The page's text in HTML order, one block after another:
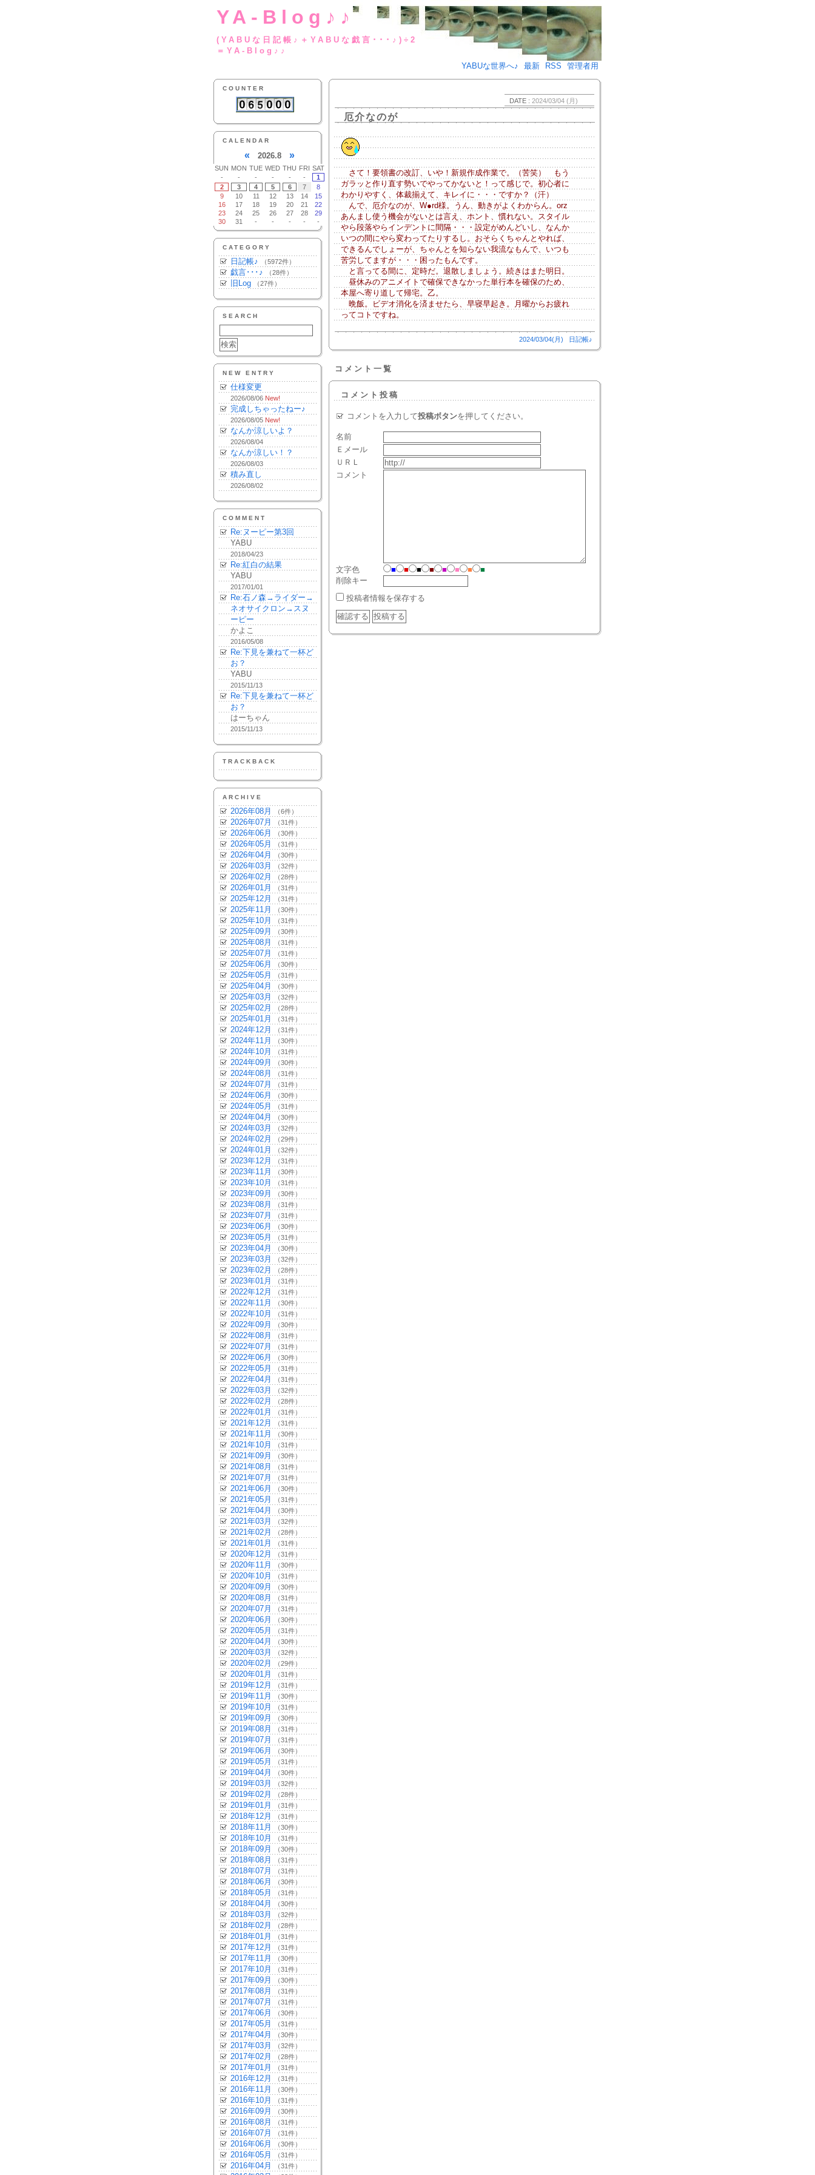
YA-Blog♪♪
(YABUな日記帳♪＋YABUな戯言･･･♪)÷2
＝YA-Blog♪♪
YABUな世界へ♪
最新 RSS 管理者用
COUNTER
CALENDAR
« 2026.8 »
SUN MON TUE WED THU FRI SAT
-
- - - - -
1
2
3 4 5 6 7
8
9
10 11 12 13 14
15
16
17 18 19 20 21
22
23
24 25 26 27 28
29
30
31 - - - - -
CATEGORY
日記帳♪ （5972件）
戯言･･･♪ （28件）
旧Log （27件）
SEARCH
NEW ENTRY
仕様変更
2026/08/06 New!
完成しちゃったねー♪
2026/08/05 New!
なんか涼しいよ？
2026/08/04
なんか涼しい！？
2026/08/03
積み直し
2026/08/02
COMMENT
Re:ヌーピー第3回
YABU
2018/04/23
Re:紅白の結果
YABU
2017/01/01
Re:石ノ森→ライダー→
ネオサイクロン→スヌ
ーピー
かよこ
2016/05/08
Re:下見を兼ねて一杯ど
お？
YABU
2015/11/13
Re:下見を兼ねて一杯ど
お？
はーちゃん
2015/11/13
TRACKBACK
ARCHIVE
2026年08月 （6件）
2026年07月 （31件）
2026年06月 （30件）
2026年05月 （31件）
2026年04月 （30件）
2026年03月 （32件）
2026年02月 （28件）
2026年01月 （31件）
2025年12月 （31件）
2025年11月 （30件）
2025年10月 （31件）
2025年09月 （30件）
2025年08月 （31件）
2025年07月 （31件）
2025年06月 （30件）
2025年05月 （31件）
2025年04月 （30件）
2025年03月 （32件）
2025年02月 （28件）
2025年01月 （31件）
2024年12月 （31件）
2024年11月 （30件）
2024年10月 （31件）
2024年09月 （30件）
2024年08月 （31件）
2024年07月 （31件）
2024年06月 （30件）
2024年05月 （31件）
2024年04月 （30件）
2024年03月 （32件）
2024年02月 （29件）
2024年01月 （32件）
2023年12月 （31件）
2023年11月 （30件）
2023年10月 （31件）
2023年09月 （30件）
2023年08月 （31件）
2023年07月 （31件）
2023年06月 （30件）
2023年05月 （31件）
2023年04月 （30件）
2023年03月 （32件）
2023年02月 （28件）
2023年01月 （31件）
2022年12月 （31件）
2022年11月 （30件）
2022年10月 （31件）
2022年09月 （30件）
2022年08月 （31件）
2022年07月 （31件）
2022年06月 （30件）
2022年05月 （31件）
2022年04月 （31件）
2022年03月 （32件）
2022年02月 （28件）
2022年01月 （31件）
2021年12月 （31件）
2021年11月 （30件）
2021年10月 （31件）
2021年09月 （30件）
2021年08月 （31件）
2021年07月 （31件）
2021年06月 （30件）
2021年05月 （31件）
2021年04月 （30件）
2021年03月 （32件）
2021年02月 （28件）
2021年01月 （31件）
2020年12月 （31件）
2020年11月 （30件）
2020年10月 （31件）
2020年09月 （30件）
2020年08月 （31件）
2020年07月 （31件）
2020年06月 （30件）
2020年05月 （31件）
2020年04月 （30件）
2020年03月 （32件）
2020年02月 （29件）
2020年01月 （31件）
2019年12月 （31件）
2019年11月 （30件）
2019年10月 （31件）
2019年09月 （30件）
2019年08月 （31件）
2019年07月 （31件）
2019年06月 （30件）
2019年05月 （31件）
2019年04月 （30件）
2019年03月 （32件）
2019年02月 （28件）
2019年01月 （31件）
2018年12月 （31件）
2018年11月 （30件）
2018年10月 （31件）
2018年09月 （30件）
2018年08月 （31件）
2018年07月 （31件）
2018年06月 （30件）
2018年05月 （31件）
2018年04月 （30件）
2018年03月 （32件）
2018年02月 （28件）
2018年01月 （31件）
2017年12月 （31件）
2017年11月 （30件）
2017年10月 （31件）
2017年09月 （30件）
2017年08月 （31件）
2017年07月 （31件）
2017年06月 （30件）
2017年05月 （31件）
2017年04月 （30件）
2017年03月 （32件）
2017年02月 （28件）
2017年01月 （31件）
2016年12月 （31件）
2016年11月 （30件）
2016年10月 （31件）
2016年09月 （30件）
2016年08月 （31件）
2016年07月 （31件）
2016年06月 （30件）
2016年05月 （31件）
2016年04月 （31件）
DATE : 2024/03/04 (月)
厄介なのが
さて！要領書の改訂、いや！新規作成作業で。（苦笑） もう
ガラッと作り直す勢いでやってかないと！って感じで。初心者に
わかりやすく、体裁揃えて、キレイに・・・ですか？（汗）
んで、厄介なのが、W●rd様。うん、動きがよくわからん。orz
あんまし使う機会がないとは言え、ホント、慣れない。スタイル
やら段落やらインデントに間隔・・・設定がめんどいし、なんか
いつの間にやら変わってたりするし。おそらくちゃんとやれば、
できるんでしょーが、ちゃんとを知らない我流なもんで、いつも
苦労してますが・・・困ったもんです。
と言ってる間に、定時だ。退散しましょう。続きはまた明日。
昼休みのアニメイトで確保できなかった単行本を確保のため、
本屋へ寄り道して帰宅。乙。
晩飯。ビデオ消化を済ませたら、早寝早起き。月曜からお疲れ
ってコトですね。
2024/03/04(月) 日記帳♪
コメント一覧
コメント投稿
コメントを入力して投稿ボタンを押してください。
名前
Ｅメール
ＵＲＬ
コメント
文字色 ■ ■ ■ ■ ■ ■ ■
■
削除キー
投稿者情報を保存する